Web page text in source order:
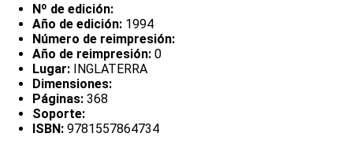
Nº de edición:
Año de edición: 1994
Número de reimpresión:
Año de reimpresión: 0
Lugar: INGLATERRA
Dimensiones:
Páginas: 368
Soporte:
ISBN: 9781557864734